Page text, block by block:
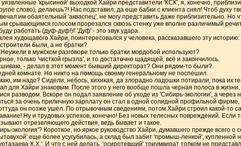
уязвленные 'крысиной' выходкой Хайри представители 'КСК', я, конечно,
слово), делаешь?! Нас подставил, да еще бабки с клиента снял! Чтоб духу
им обаятельный 'акваспец', не могу представить даже приблизительно. Но
срывающимся голосом прорезался сквозь стенку уже вполне различимый
работать (дуф-дуф!)!' 'Дуф' - это звук удара.
худощавого Хайри, поинтересовался у человека, рассказавшего эту историю:
были, а не братки?
в мужском разговоре только братки мордобой используют?
только 'чисткой грызла', и то достаточно щадящей, всё и закончилось.
- делал в этот момент бывший директорат? Они рядом-то были?
комнате. Но никто на помощь своему генеральному не поспешил.
им надо? Сидели, небось, хихикая, да злорадно ладошки потирали, пока их
для Хайри знаковым. После этого у него вообще пошла черная полоса в
разводом. Вскоре он подал заявление об уходе из 'Сибирь-экологии', а через
за очень приличную зарплату он стал в одной солидной профильной
он позже ушел. По отрывочным сведениям, потом Хайри строил какой-то
Ну и трудовых успехов, конечно! Без новых телесных повреждений. Если
отрезвляющего действия, ведь бывает и такое.
экология'? Короткое, но яркое руководство Хайри, думавшего прежде всего о
еще более усугубилась, а склад был забит 'промыш-ленкой', купленной
Х.Х.'. И что с ней делать, 'осиротевший' триумвират толком не